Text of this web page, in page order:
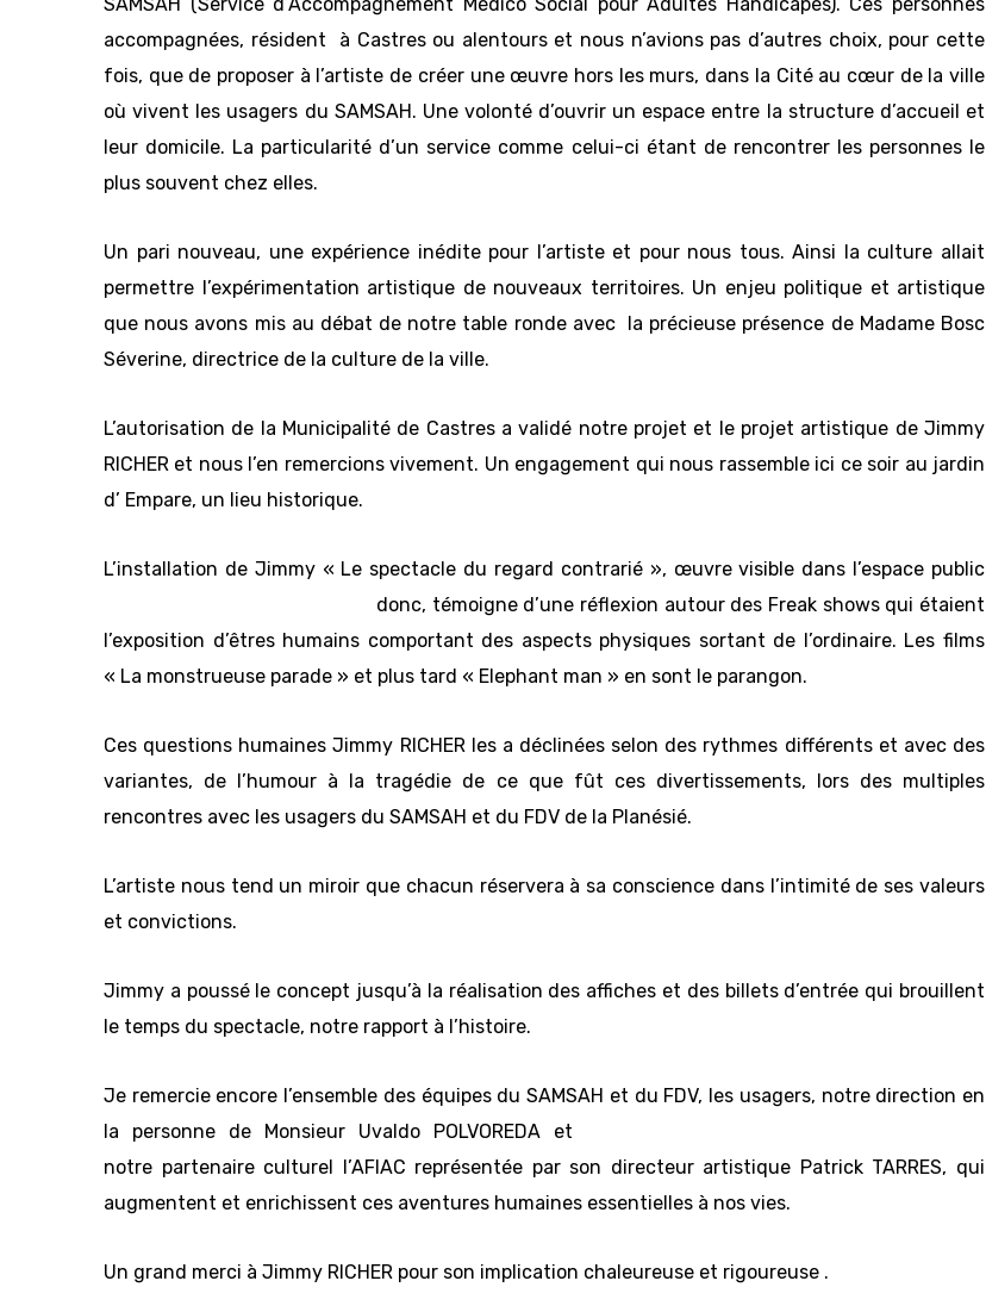
accompagnées, résident à Castres ou alentours et nous n’avions pas d’autres choix, pour cette
fois, que de proposer à l’artiste de créer une œuvre hors les murs, dans la Cité au cœur de la ville
où vivent les usagers du SAMSAH. Une volonté d’ouvrir un espace entre la structure d’accueil et
leur domicile. La particularité d’un service comme celui-ci étant de rencontrer les personnes le
plus souvent chez elles.
Un pari nouveau, une expérience inédite pour l’artiste et pour nous tous. Ainsi la culture allait
permettre l’expérimentation artistique de nouveaux territoires. Un enjeu politique et artistique
que nous avons mis au débat de notre table ronde avec la précieuse présence de Madame Bosc
Séverine, directrice de la culture de la ville.
L’autorisation de la Municipalité de Castres a validé notre projet et le projet artistique de Jimmy
RICHER et nous l’en remercions vivement. Un engagement qui nous rassemble ici ce soir au jardin
d’ Empare, un lieu historique.
L’installation de Jimmy « Le spectacle du regard contrarié », œuvre visible dans l’espace public
donc, témoigne d’une réflexion autour des Freak shows qui étaient
l’exposition d’êtres humains comportant des aspects physiques sortant de l’ordinaire. Les films
« La monstrueuse parade » et plus tard « Elephant man » en sont le parangon.
Ces questions humaines Jimmy RICHER les a déclinées selon des rythmes différents et avec des
variantes, de l’humour à la tragédie de ce que fût ces divertissements, lors des multiples
rencontres avec les usagers du SAMSAH et du FDV de la Planésié.
L’artiste nous tend un miroir que chacun réservera à sa conscience dans l’intimité de ses valeurs
et convictions.
Jimmy a poussé le concept jusqu’à la réalisation des affiches et des billets d’entrée qui brouillent
le temps du spectacle, notre rapport à l’histoire.
Je remercie encore l’ensemble des équipes du SAMSAH et du FDV, les usagers, notre direction en
la personne de Monsieur Uvaldo POLVOREDA et
notre partenaire culturel l’AFIAC représentée par son directeur artistique Patrick TARRES, qui
augmentent et enrichissent ces aventures humaines essentielles à nos vies.
Un grand merci à Jimmy RICHER pour son implication chaleureuse et rigoureuse .